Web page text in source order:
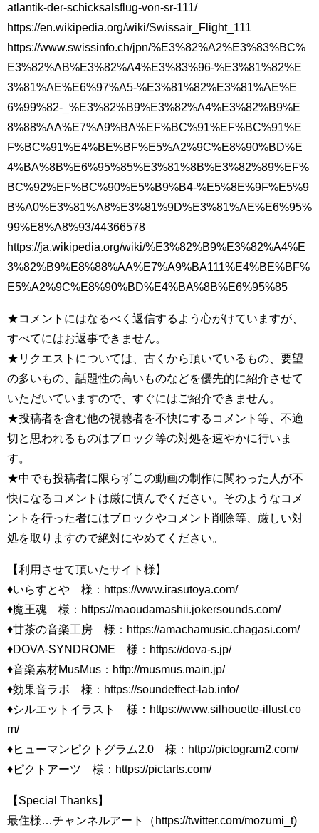
atlantik-der-schicksalsflug-von-sr-111/
https://en.wikipedia.org/wiki/Swissair_Flight_111
https://www.swissinfo.ch/jpn/%E3%82%A2%E3%83%BC%
E3%82%AB%E3%82%A4%E3%83%96-%E3%81%82%E
3%81%AE%E6%97%A5-%E3%81%82%E3%81%AE%E
6%99%82-_%E3%82%B9%E3%82%A4%E3%82%B9%E
8%88%AA%E7%A9%BA%EF%BC%91%EF%BC%91%E
F%BC%91%E4%BE%BF%E5%A2%9C%E8%90%BD%E
4%BA%8B%E6%95%85%E3%81%8B%E3%82%89%EF%
BC%92%EF%BC%90%E5%B9%B4-%E5%8E%9F%E5%9
B%A0%E3%81%A8%E3%81%9D%E3%81%AE%E6%95%
99%E8%A8%93/44366578
https://ja.wikipedia.org/wiki/%E3%82%B9%E3%82%A4%E
3%82%B9%E8%88%AA%E7%A9%BA111%E4%BE%BF%
E5%A2%9C%E8%90%BD%E4%BA%8B%E6%95%85
★コメントにはなるべく返信するよう心がけていますが、
すべてにはお返事できません。
★リクエストについては、古くから頂いているもの、要望
の多いもの、話題性の高いものなどを優先的に紹介させて
いただいていますので、すぐにはご紹介できません。
★投稿者を含む他の視聴者を不快にするコメント等、不適
切と思われるものはブロック等の対処を速やかに行いま
す。
★中でも投稿者に限らずこの動画の制作に関わった人が不
快になるコメントは厳に慎んでください。そのようなコメ
ントを行った者にはブロックやコメント削除等、厳しい対
処を取りますので絶対にやめてください。
【利用させて頂いたサイト様】
♦いらすとや 様：https://www.irasutoya.com/​
♦魔王魂 様：https://maoudamashii.jokersounds.com/​
♦甘茶の音楽工房 様：https://amachamusic.chagasi.com/​
♦DOVA-SYNDROME 様：https://dova-s.jp/​
♦音楽素材MusMus：http://musmus.main.jp/​
♦効果音ラボ 様：https://soundeffect-lab.info/​
♦シルエットイラスト 様：https://www.silhouette-illust.co
m/​
♦ヒューマンピクトグラム2.0 様：http://pictogram2.com/​
♦ピクトアーツ 様：https://pictarts.com/​
【Special Thanks】
最住様…チャンネルアート（https://twitter.com/mozumi_t​)